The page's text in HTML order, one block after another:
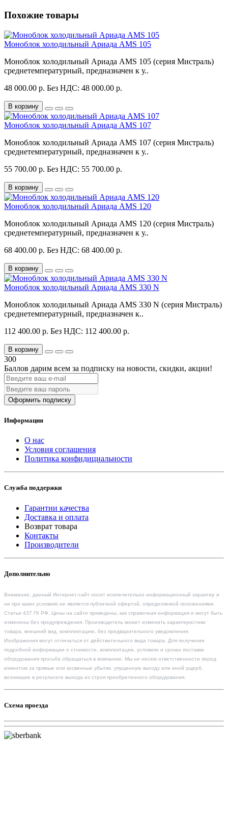
Похожие товары
Моноблок холодильный Ариада AMS 105
Моноблок холодильный Ариада AMS 105 (серия Мистраль)
среднетемпературный, предназначен к у..
48 000.00 р. Без НДС: 48 000.00 р.
В корзину
Моноблок холодильный Ариада AMS 107
Моноблок холодильный Ариада AMS 107 (серия Мистраль)
среднетемпературный, предназначен к у..
55 700.00 р. Без НДС: 55 700.00 р.
В корзину
Моноблок холодильный Ариада AMS 120
Моноблок холодильный Ариада AMS 120 (серия Мистраль)
среднетемпературный, предназначен к у..
68 400.00 р. Без НДС: 68 400.00 р.
В корзину
Моноблок холодильный Ариада AMS 330 N
Моноблок холодильный Ариада AMS 330 N (серия Мистраль)
среднетемпературный, предназначен к..
112 400.00 р. Без НДС: 112 400.00 р.
В корзину
300
Баллов дарим всем за подписку на новости, скидки, акции!
Оформить подписку
Информация
О нас
Условия соглашения
Политика конфидициальности
Служба поддержки
Гарантии качества
Доставка и оплата
Возврат товара
Контакты
Производители
Дополнительно
Внимание, данный Интернет-сайт носит исключительно информационный характер и
ни при каких условиях не является публичной офертой, определяемой положениями
Статьи 437 ГК РФ. Цены на сайте приведены, как справочная информация и могут быть
изменены без предупреждения. Производитель может изменить характеристики
товара, внешний вид, комплектацию, без предварительного уведомления.
Изображения могут отличаться от действительного вида товара. Для получения
подробной информации о стоимости, комплектации, условиях и сроках поставки
оборудования просьба обращаться в компанию. Мы не несем ответственности перед
клиентом за прямые или косвенные убытки, упущенную выгоду или иной ущерб,
возникшие в результате выхода из строя приобретенного оборудования.
Схема проезда